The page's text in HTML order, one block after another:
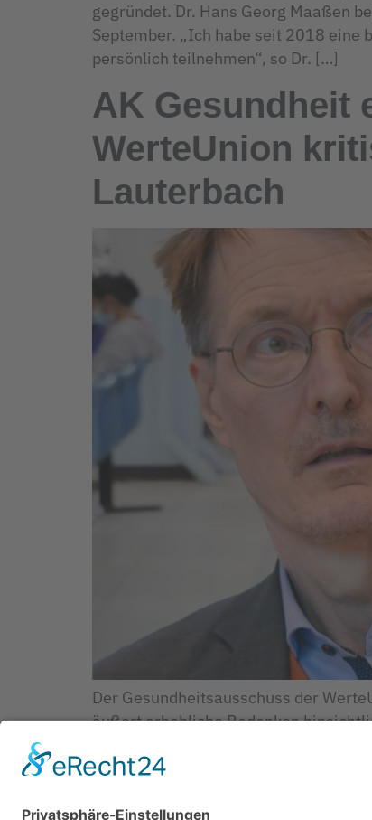
gegründet. Dr. Hans Georg Maaßen
September. „Ich habe seit 2018 eine
persönlich teilnehmen“, so Dr. […]
AK Gesundheit
WerteUnion
Lauterbach
Der Gesundheitsausschuss der
äußert erhebliche Bedenken
die Regelungen zur Entbudgetierung